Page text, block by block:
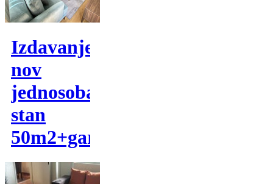
Izdavanje,
nov
jednosoban
stan
50m2+garaza